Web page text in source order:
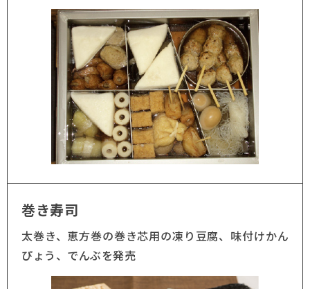
巻き寿司
太巻き、恵方巻の巻き芯用の凍り豆腐、味付けかん
ぴょう、でんぶを発売